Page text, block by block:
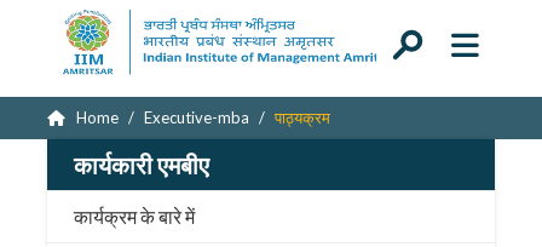
Home Executive-mba पाठ्यक्रम
कार्यकारी एमबीए
कार्यक्रम के बारे में